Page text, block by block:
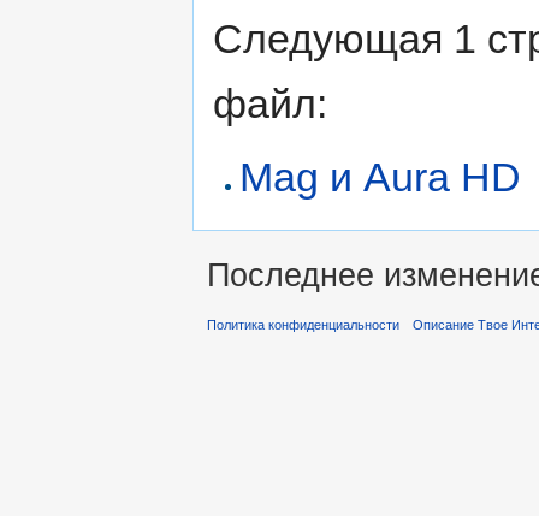
Следующая 1
файл:
Mag и Aura HD
Последнее
Политика конфиденциальности Описание Твое